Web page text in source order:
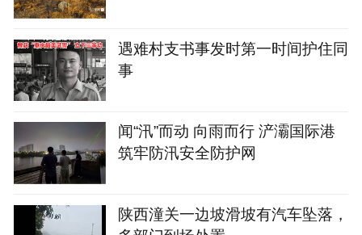
遇难村支书事发时第一时间护住同
事
闻“汛”而动 向雨而行 浐灞国际港
筑牢防汛安全防护网
陕西潼关一边坡滑坡有汽车坠落，